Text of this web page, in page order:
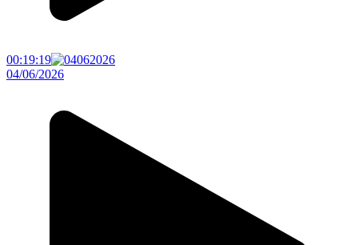
00:19:19
04/06/2026